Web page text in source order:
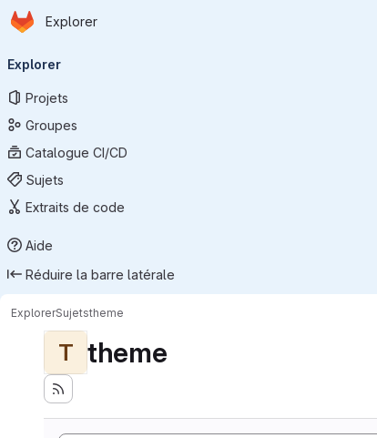
Passer au contenu principal
Page d'accueil
Explorer
principale
Explorer
Projets
Groupes
Catalogue CI/CD
Sujets
Extraits de code
Aide
Réduire la barre latérale
ExplorerSujetstheme
T theme